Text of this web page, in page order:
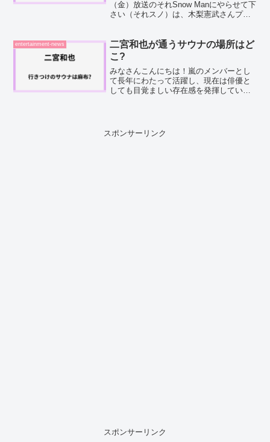
（金）放送のそれSnow Manにやらせて下
さい（それスノ）は、木梨憲武さんプロ
豪華ゲストが続々登場するという予告
に、...
entertainment-news
二宮和也が通うサウナの場所はど
こ?
みなさんこんにちは！嵐のメンバーとし
て長年にわたって活躍し、現在は俳優と
しても目覚ましい存在感を発揮している
待されるなど、国...
スポンサーリンク
スポンサーリンク